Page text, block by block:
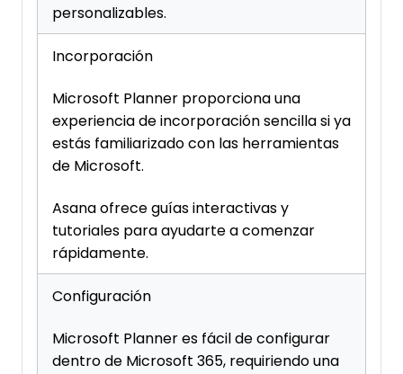
personalizables.
Incorporación
Microsoft Planner proporciona una
experiencia de incorporación sencilla si ya
estás familiarizado con las herramientas
de Microsoft.
Asana ofrece guías interactivas y
tutoriales para ayudarte a comenzar
rápidamente.
Configuración
Microsoft Planner es fácil de configurar
dentro de Microsoft 365, requiriendo una